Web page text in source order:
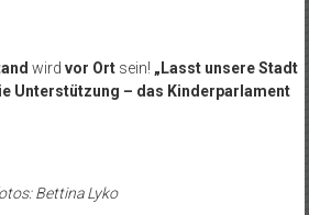
wird vor Ort sein! „Lasst unsere Stadt
Unterstützung – das Kinderparlament
Bettina Lyko